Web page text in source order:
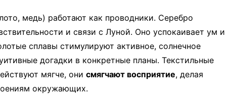
медь) работают как проводники. Серебро
и связи с Луной. Оно успокаивает ум и
сплавы стимулируют активное, солнечное
догадки в конкретные планы. Текстильные
мягче, они смягчают восприятие, делая
окружающих.